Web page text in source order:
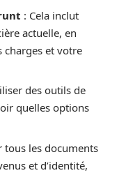
: Cela inclut
actuelle, en
charges et votre
des outils de
quelles options
tous les documents
et d’identité,